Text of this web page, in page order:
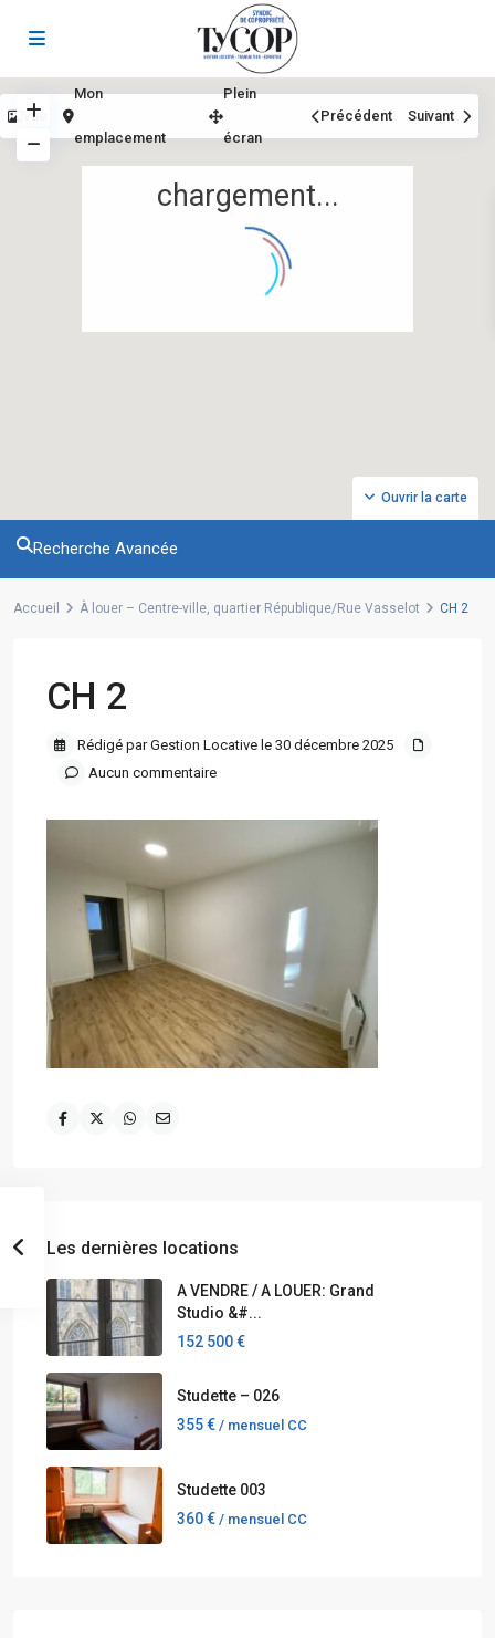
chargement...
Ouvrir la carte
Vue
Mon
emplacement
Plein
écran
Précédent Suivant
Recherche Avancée
Accueil À louer – Centre-ville, quartier République/Rue Vasselot CH 2
CH 2
Rédigé par Gestion Locative le 30 décembre 2025
Aucun commentaire
Les dernières locations
A VENDRE / A LOUER: Grand
Studio &#...
152 500 €
Studette – 026
355 € / mensuel CC
Studette 003
360 € / mensuel CC